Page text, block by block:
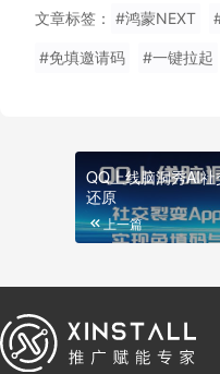
文章标签： #鸿蒙NEXT
#免填邀请码 #一键拉起
QQ上线脑洞秀AI
还原
上一篇